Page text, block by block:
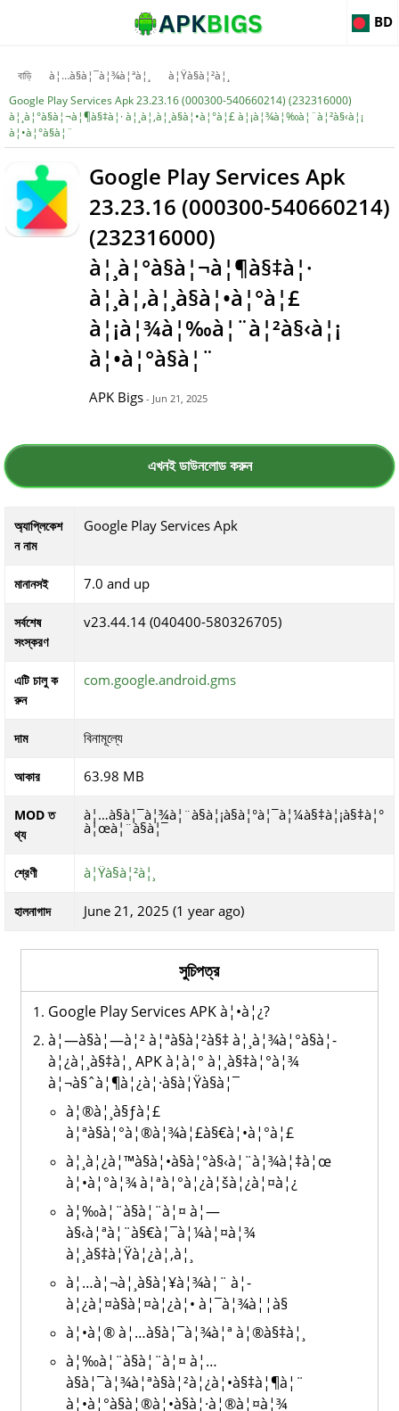
BD
বাড়ি à¦…à§à¦¯à¦¾à¦ªà¦¸
à¦Ÿà§à¦²à¦¸
Google Play Services Apk 23.23.16 (000300-540660214) (232316000)
à¦¸à¦°à§à¦¬à¦¶à§‡à¦· à¦¸à¦‚à¦¸à§à¦•à¦°à¦£ à¦¡à¦¾à¦‰à¦¨à¦²à§‹à¦¡
à¦•à¦°à§à¦¨
Google Play Services Apk
23.23.16 (000300-540660214)
(232316000)
à¦¸à¦°à§à¦¬à¦¶à§‡à¦·
à¦¸à¦‚à¦¸à§à¦•à¦°à¦£
à¦¡à¦¾à¦‰à¦¨à¦²à§‹à¦¡
à¦•à¦°à§à¦¨
APK Bigs - Jun 21, 2025
এখনই ডাউনলোড করুন
অ্যাপ্লিকেশ
ন নাম
Google Play Services Apk
মানানসই 7.0 and up
সর্বশেষ
সংস্করণ
v23.44.14 (040400-580326705)
এটি চালু ক
রুন
com.google.android.gms
দাম বিনামূল্যে
আকার 63.98 MB
MOD ত
থ্য
à¦…à§à¦¯à¦¾à¦¨à§à¦¡à§à¦°à¦¯à¦¼à§‡à¦¡à§‡à¦°
à¦œà¦¨à§à¦¯
শ্রেণী à¦Ÿà§à¦²à¦¸
হালনাগাদ June 21, 2025 (1 year ago)
সুচিপত্র
Google Play Services APK à¦•à¦¿?
à¦—à§à¦—à¦² à¦ªà§à¦²à§‡ à¦¸à¦¾à¦°à§à¦­
à¦¿à¦¸à§‡à¦¸ APK à¦à¦° à¦¸à§‡à¦°à¦¾
à¦¬à§ˆà¦¶à¦¿à¦·à§à¦Ÿà§à¦¯
à¦®à¦¸à§ƒà¦£
à¦ªà§à¦°à¦®à¦¾à¦£à§€à¦•à¦°à¦£
à¦¸à¦¿à¦™à§à¦•à§à¦°à§‹à¦¨à¦¾à¦‡à¦œ
à¦•à¦°à¦¾ à¦ªà¦°à¦¿à¦šà¦¿à¦¤à¦¿
à¦‰à¦¨à§à¦¨à¦¤ à¦—
à§‹à¦ªà¦¨à§€à¦¯à¦¼à¦¤à¦¾
à¦¸à§‡à¦Ÿà¦¿à¦‚à¦¸
à¦…à¦¬à¦¸à§à¦¥à¦¾à¦¨ à¦­
à¦¿à¦¤à§à¦¤à¦¿à¦• à¦¯à¦¾à¦¦à§
à¦•à¦® à¦…à§à¦¯à¦¾à¦ª à¦®à§‡à¦¸
à¦‰à¦¨à§à¦¨à¦¤ à¦…
à§à¦¯à¦¾à¦ªà§à¦²à¦¿à¦•à§‡à¦¶à¦¨
à¦•à¦°à§à¦®à¦•à§à¦·à¦®à¦¤à¦¾